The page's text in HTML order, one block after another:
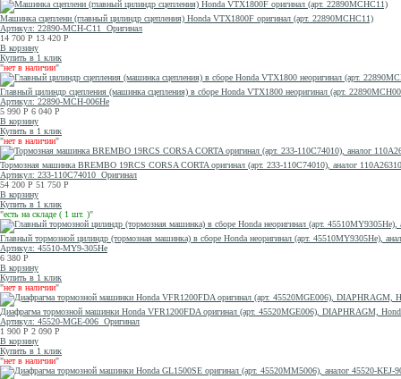
Машинка сцеплени (главный цилиндр сцепления) Honda VTX1800F оригинал (арт. 22890MCHC11)
Артикул: 22890-MCH-C11
Оригинал
14 700 Р 13 420 Р
В корзину
Купить в 1 клик
"нет в наличии"
Главный цилиндр сцепления (машинка сцепления) в сборе Honda VTX1800 неоригинал (арт.
Артикул: 22890-MCH-006He
5 990 Р 6 040 Р
В корзину
Купить в 1 клик
"нет в наличии"
Тормозная машинка BREMBO 19RCS CORSA CORTA оригинал (арт. 233-110C74010), аналог 110A26310
Артикул: 233-110C74010 Оригинал
54 200 Р 51 750 Р
В корзину
Купить в 1 клик
"есть на складе ( 1 шт. )"
Главный тормозной цилиндр (тормозная машинка) в сборе Honda неоригинал (арт. 45510MY9305He),
Артикул: 45510-MY9-305He
6 380 Р
В корзину
Купить в 1 клик
"нет в наличии"
Диафрагма тормозной машинки Honda VFR1200FDA оригинал (арт. 45520MGE006), DIAPHRAGM,
Артикул: 45520-MGE-006 Оригинал
1 900 Р 2 090 Р
В корзину
Купить в 1 клик
"нет в наличии"